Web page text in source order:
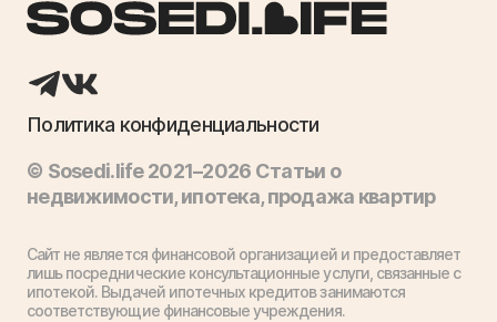
Политика конфиденциальности
© Sosedi.life 2021–2026 Статьи о
недвижимости, ипотека, продажа квартир
Сайт не является финансовой организацией и предоставляет
лишь посреднические консультационные услуги, связанные с
ипотекой. Выдачей ипотечных кредитов занимаются
соответствующие финансовые учреждения.